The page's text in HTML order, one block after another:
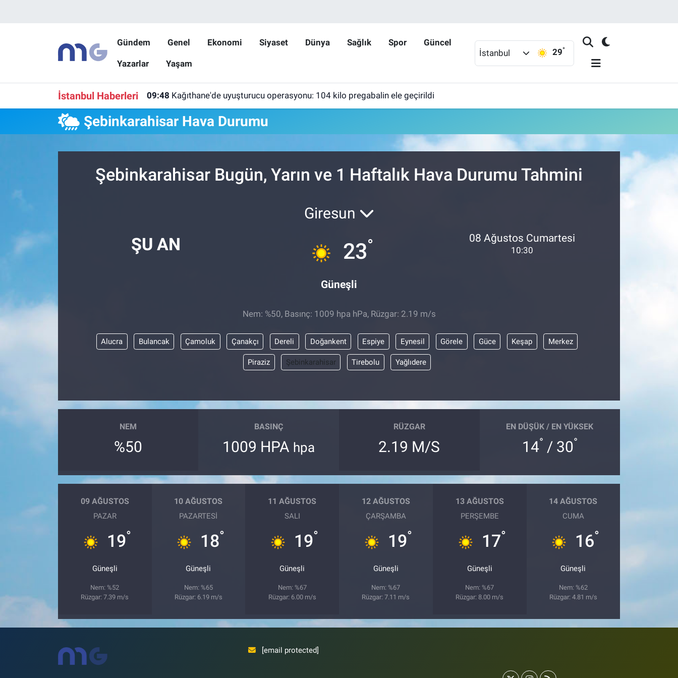
Gündem Genel Ekonomi Siyaset Dünya Sağlık Spor Güncel
Yazarlar Yaşam
İstanbul 29°
İstanbul Haberleri 09:48 Kağıthane'de uyuşturucu operasyonu: 104 kilo pregabalin ele geçirildi
Şebinkarahisar Hava Durumu
Şebinkarahisar Bugün, Yarın ve 1 Haftalık Hava Durumu Tahmini
ŞU AN
Giresun
23°
Güneşli
08 Ağustos Cumartesi
10:30
Nem: %50, Basınç: 1009 hpa hPa, Rüzgar: 2.19 m/s
Alucra Bulancak Çamoluk Çanakçı Dereli Doğankent Espiye Eynesil Görele Güce Keşap Merkez
Piraziz Şebinkarahisar Tirebolu Yağlıdere
NEM
%50
BASINÇ
1009 HPA hpa
RÜZGAR
2.19 M/S
EN DÜŞÜK / EN YÜKSEK
14° / 30°
09 AĞUSTOS
PAZAR
19°
Güneşli
Nem: %52
Rüzgar: 7.39 m/s
10 AĞUSTOS
PAZARTESI
18°
Güneşli
Nem: %65
Rüzgar: 6.19 m/s
11 AĞUSTOS
SALI
19°
Güneşli
Nem: %67
Rüzgar: 6.00 m/s
12 AĞUSTOS
ÇARŞAMBA
19°
Güneşli
Nem: %67
Rüzgar: 7.11 m/s
13 AĞUSTOS
PERŞEMBE
17°
Güneşli
Nem: %67
Rüzgar: 8.00 m/s
14 AĞUSTOS
CUMA
16°
Güneşli
Nem: %62
Rüzgar: 4.81 m/s
[email protected]
Hava Durumu
İstanbul Namaz Vakitleri
Trafik Durumu